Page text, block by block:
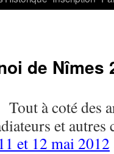
de Nîmes
Tout à coté des
et
11 et 12 mai 2012